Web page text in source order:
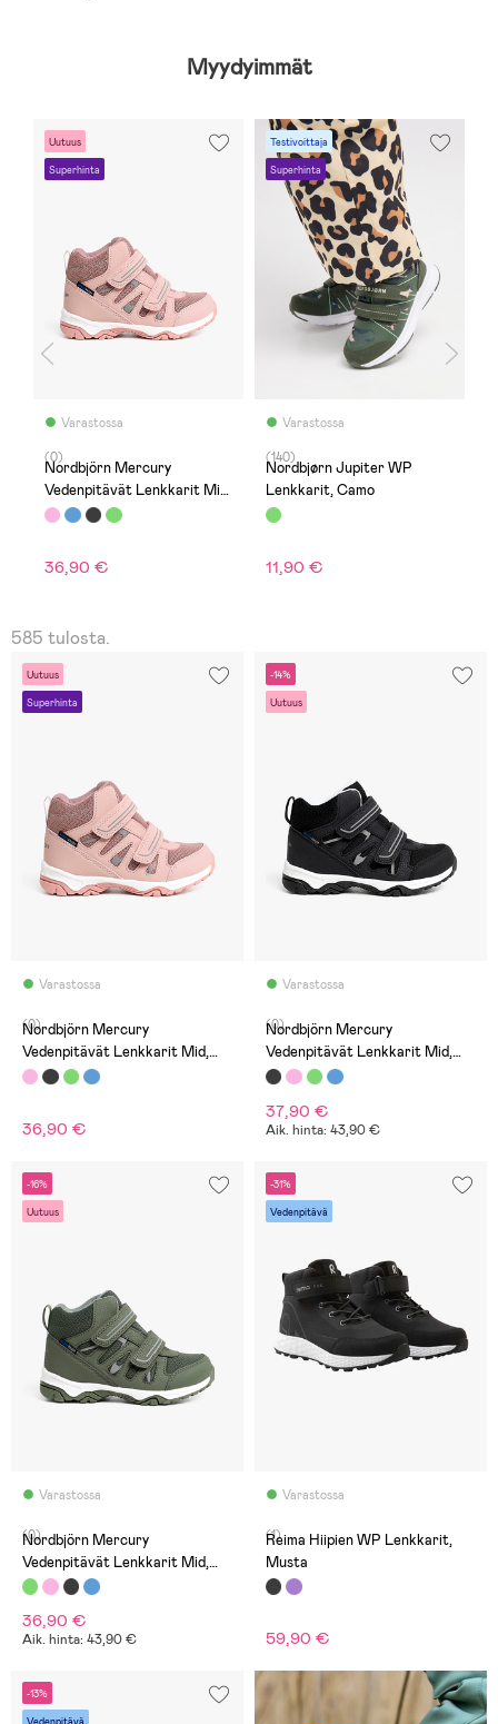
Myydyimmät
Uutuus
Superhinta
Varastossa
(0)
Nordbjörn Mercury
Vedenpitävät Lenkkarit Mid,
Vaaleanpunaiset
36,90 €
Testivoittaja
Superhinta
Varastossa
(140)
Nordbjørn Jupiter WP
Lenkkarit, Camo
11,90 €
585 tulosta.
Uutuus
Superhinta
Varastossa
(0)
Nordbjörn Mercury
Vedenpitävät Lenkkarit Mid,
Vaaleanpunaiset
36,90 €
-14%
Uutuus
Varastossa
(0)
Nordbjörn Mercury
Vedenpitävät Lenkkarit Mid,
Musta
37,90 €
Aik. hinta: 43,90 €
-16%
Uutuus
Varastossa
(0)
Nordbjörn Mercury
Vedenpitävät Lenkkarit Mid,
Vihreät
36,90 €
Aik. hinta: 43,90 €
-31%
Vedenpitävä
Varastossa
(1)
Reima Hiipien WP Lenkkarit,
Musta
59,90 €
-13%